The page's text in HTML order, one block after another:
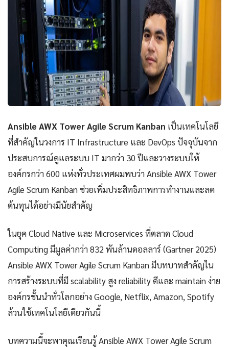
Ansible AWX Tower Agile Scrum Kanban เป็นเทคโนโลยี
ที่สำคัญในวงการ IT Infrastructure และ DevOps ปัจจุบันจาก
ประสบการณ์ดูแลระบบ IT มากว่า 30 ปีและวางระบบให้
องค์กรกว่า 600 แห่งทั่วประเทศผมพบว่า Ansible AWX Tower
Agile Scrum Kanban ช่วยเพิ่มประสิทธิภาพการทำงานและลด
ต้นทุนได้อย่างมีนัยสำคัญ
ในยุค Cloud Native และ Microservices ที่ตลาด Cloud
Computing มีมูลค่ากว่า 832 พันล้านดอลลาร์ (Gartner 2025)
Ansible AWX Tower Agile Scrum Kanban มีบทบาทสำคัญใน
การสร้างระบบที่มี scalability สูง reliability ดีและ maintain ง่าย
องค์กรชั้นนำทั่วโลกอย่าง Google, Netflix, Amazon, Spotify
ล้วนใช้เทคโนโลยีเดียวกันนี้
บทความนี้จะพาคุณเรียนรู้ Ansible AWX Tower Agile Scrum